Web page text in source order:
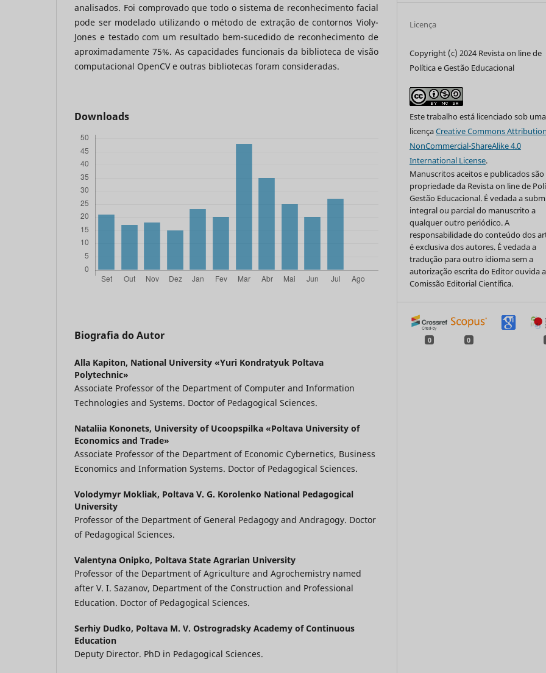
analisados. Foi comprovado que todo o sistema de reconhecimento facial
pode ser modelado utilizando o método de extração de contornos Violy-
Jones e testado com um resultado bem-sucedido de reconhecimento de
aproximadamente 75%. As capacidades funcionais da biblioteca de visão
computacional OpenCV e outras bibliotecas foram consideradas.
Downloads
Biografia do Autor
Alla Kapiton, National University «Yuri Kondratyuk Poltava
Polytechnic»
Associate Professor of the Department of Computer and Information
Technologies and Systems. Doctor of Pedagogical Sciences.
Nataliia Kononets, University of Ucoopspilka «Poltava University of
Economics and Trade»
Associate Professor of the Department of Economic Cybernetics, Business
Economics and Information Systems. Doctor of Pedagogical Sciences.
Volodymyr Mokliak, Poltava V. G. Korolenko National Pedagogical
University
Professor of the Department of General Pedagogy and Andragogy. Doctor
of Pedagogical Sciences.
Valentyna Onipko, Poltava State Agrarian University
Professor of the Department of Agriculture and Agrochemistry named
after V. I. Sazanov, Department of the Construction and Professional
Education. Doctor of Pedagogical Sciences.
Serhiy Dudko, Poltava M. V. Ostrogradsky Academy of Continuous
Education
Deputy Director. PhD in Pedagogical Sciences.
Licença
Copyright (c) 2024 Revista on line de
Política e Gestão Educacional
Este trabalho está licenciado sob uma
licençaCreative Commons
NonCommercial-ShareAlike 4.0
International License.
Manuscritos aceitos e publicados são
propriedade da Revista on line de
Gestão Educacional. É vedada a
integral ou parcial do manuscrito a
qualquer outro periódico. A
responsabilidade do conteúdo dos
é exclusiva dos autores. É vedada a
tradução para outro idioma sem a
autorização escrita do Editor ouvida a
Comissão Editorial Científica.
0 0